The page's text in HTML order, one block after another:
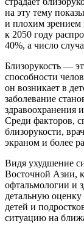
на эту тему
и плохим
к 2050 году
40%, а число
Близорукость —
способности
он возникает в
заболевание
здравоохранения
Среди факторов,
близорукости,
экраном и более
Видя ухудшение
Восточной Азии,
офтальмологии и
детальную оценку
детей и
ситуацию на